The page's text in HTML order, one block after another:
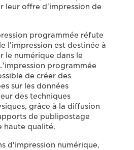
leur offre d'impression de
programmée réfute
l'impression est destinée à
le numérique dans le
programmée
de créer des
sur les données
des techniques
grâce à la diffusion
de publipostage
haute qualité.
d'impression numérique,